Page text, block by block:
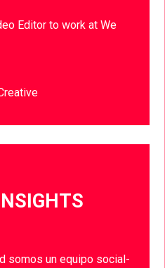
Editor to work at We
somos un equipo social-